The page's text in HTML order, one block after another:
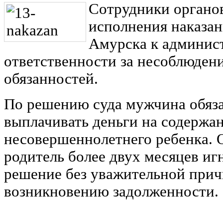
Сотрудники
исполнения
Амурска к
ответственности за
обязанностей.
По решению суда мужчина
выплачивать деньги на
несовершеннолетнего ребенка.
родитель более двух месяцев
решение без уважительной
возникновению задолженности.